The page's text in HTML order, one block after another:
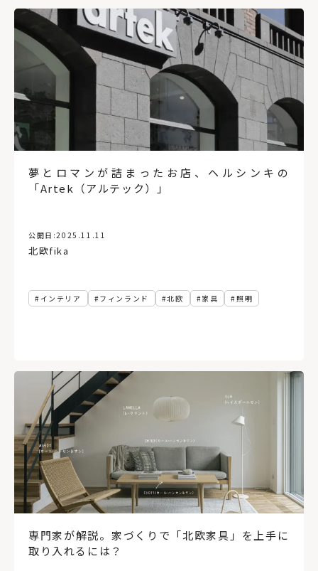
夢とロマンが詰まったお店、ヘルシンキの
「Artek（アルテック）」
公開日:2025.11.11
北欧fika
インテリア フィンランド 北欧 家具 照明
専門家が解説。家づくりで「北欧家具」を上手に
取り入れるには？